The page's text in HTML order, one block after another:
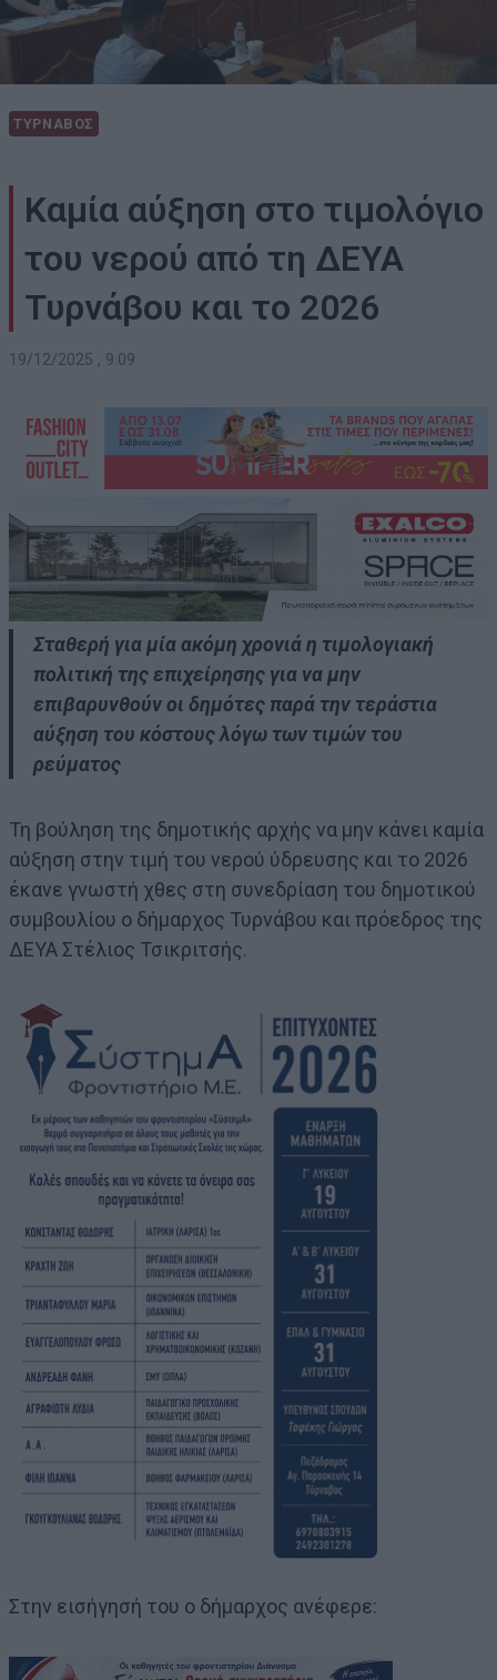
ΤΥΡΝΑΒΟΣ
Καμία αύξηση στο τιμολόγιο
του νερού από τη ΔΕΥΑ
Τυρνάβου και το 2026
19/12/2025 , 9:09
Σταθερή για μία ακόμη χρονιά η τιμολογιακή
πολιτική της επιχείρησης για να μην
επιβαρυνθούν οι δημότες παρά την τεράστια
αύξηση του κόστους λόγω των τιμών του
ρεύματος
Τη βούληση της δημοτικής αρχής να μην κάνει καμία
αύξηση στην τιμή του νερού ύδρευσης και το 2026
έκανε γνωστή χθες στη συνεδρίαση του δημοτικού
συμβουλίου ο δήμαρχος Τυρνάβου και πρόεδρος της
ΔΕΥΑ Στέλιος Τσικριτσής.
Στην εισήγησή του ο δήμαρχος ανέφερε: